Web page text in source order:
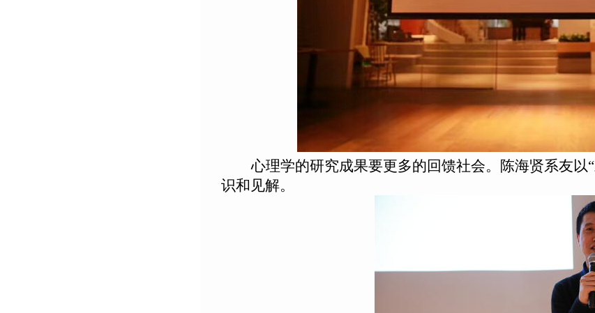
心理学的研究成果要更多的回馈社会。陈海贤系友
识和见解。